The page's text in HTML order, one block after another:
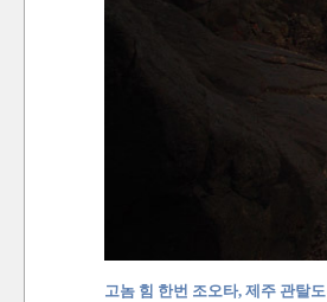
고놈 힘 한번 조오타, 제주 관탈도